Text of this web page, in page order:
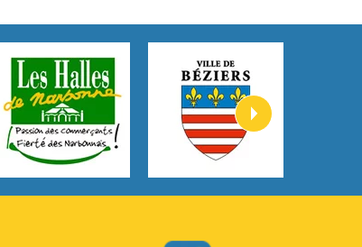
Heaven On Your Mind
Kygo
Heart On Fire
Lovecats
Hate that i made you love me
Ariana Grande –